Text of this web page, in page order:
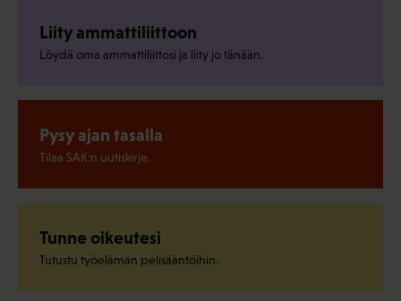
Liity ammattiliittoon
Löydä oma ammattiliittosi ja liity jo tänään.
Pysy ajan tasalla
Tilaa SAK:n uutiskirje.
Tunne oikeutesi
Tutustu työelämän pelisääntöihin.